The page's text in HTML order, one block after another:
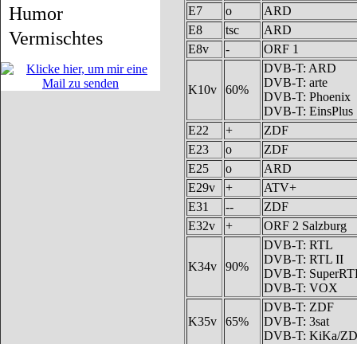
Humor
Vermischtes
E7
o
ARD
E8
tsc
ARD
E8v
- ORF 1
K10v 60%
DVB-T: ARD
DVB-T: arte
DVB-T: Phoenix
DVB-T: EinsPlus
E22
+
ZDF
E23
o
ZDF
E25
o
ARD
E29v
+
ATV+
E31
--
ZDF
E32v
+ ORF 2 Salzburg
K34v 90%
DVB-T: RTL
DVB-T: RTL II
DVB-T:
DVB-T: VOX
K35v 65%
DVB-T: ZDF
DVB-T: 3sat
DVB-T: KiKa/